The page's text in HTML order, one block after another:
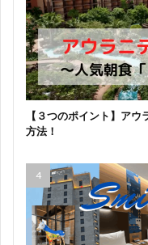
【３つのポイント】ア
方法！